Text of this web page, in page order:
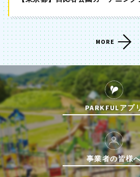
MORE
PARKFULアプ
事業者の皆様